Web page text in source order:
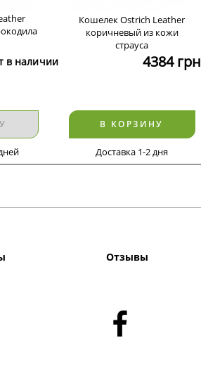
в наличии
Кошелек Ostrich Leather
коричневый из кожи
страуса
4384грн
В КОРЗИНУ
Доставка 1-2 дня
Отзывы